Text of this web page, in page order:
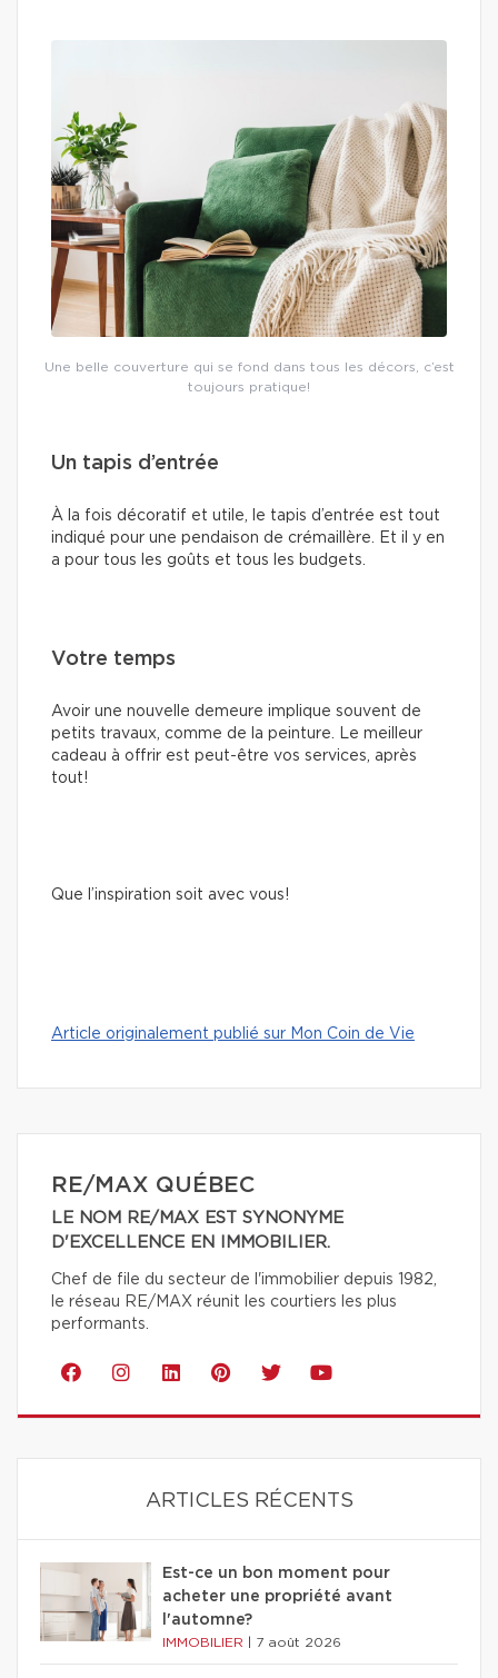
Une belle couverture qui se fond dans tous les décors, c’est
toujours pratique!
Un tapis d’entrée
À la fois décoratif et utile, le tapis d’entrée est tout
indiqué pour une pendaison de crémaillère. Et il y en
a pour tous les goûts et tous les budgets.
Votre temps
Avoir une nouvelle demeure implique souvent de
petits travaux, comme de la peinture. Le meilleur
cadeau à offrir est peut-être vos services, après
tout!
Que l’inspiration soit avec vous!
Article originalement publié sur Mon Coin de Vie
RE/MAX QUÉBEC
LE NOM RE/MAX EST SYNONYME
D'EXCELLENCE EN IMMOBILIER.
Chef de file du secteur de l'immobilier depuis 1982,
le réseau RE/MAX réunit les courtiers les plus
performants.
ARTICLES RÉCENTS
Est-ce un bon moment pour
acheter une propriété avant
l'automne?
IMMOBILIER 7 août 2026